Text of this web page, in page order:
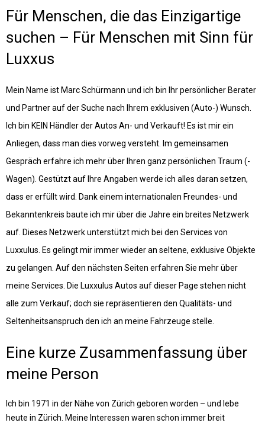
Für Menschen, die das Einzigartige
suchen – Für Menschen mit Sinn für
Luxxus
Mein Name ist Marc Schürmann und ich bin Ihr persönlicher Berater
und Partner auf der Suche nach Ihrem exklusiven (Auto-) Wunsch.
Ich bin KEIN Händler der Autos An- und Verkauft! Es ist mir ein
Anliegen, dass man dies vorweg versteht. Im gemeinsamen
Gespräch erfahre ich mehr über Ihren ganz persönlichen Traum (-
Wagen). Gestützt auf Ihre Angaben werde ich alles daran setzen,
dass er erfüllt wird. Dank einem internationalen Freundes- und
Bekanntenkreis baute ich mir über die Jahre ein breites Netzwerk
auf. Dieses Netzwerk unterstützt mich bei den Services von
Luxxulus. Es gelingt mir immer wieder an seltene, exklusive Objekte
zu gelangen. Auf den nächsten Seiten erfahren Sie mehr über
meine Services. Die Luxxulus Autos auf dieser Page stehen nicht
alle zum Verkauf; doch sie repräsentieren den Qualitäts- und
Seltenheitsanspruch den ich an meine Fahrzeuge stelle.
Eine kurze Zusammenfassung über
meine Person
Ich bin 1971 in der Nähe von Zürich geboren worden – und lebe
heute in Zürich. Meine Interessen waren schon immer breit